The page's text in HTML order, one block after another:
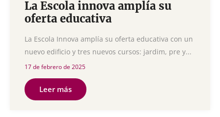
La Escola innova amplía su
oferta educativa
La Escola Innova amplía su oferta educativa con un
nuevo edificio y tres nuevos cursos: jardim, pre y...
17 de febrero de 2025
Leer más